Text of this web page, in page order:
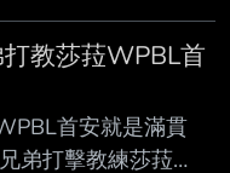
教莎菈WPBL首
首安就是滿貫
弟打擊教練莎菈